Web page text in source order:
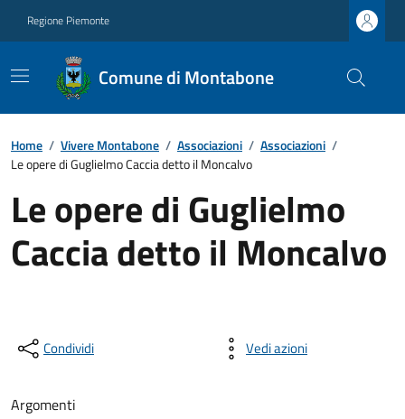
Regione Piemonte
Comune di Montabone
Home / Vivere Montabone / Associazioni / Associazioni /
Le opere di Guglielmo Caccia detto il Moncalvo
Le opere di Guglielmo
Caccia detto il Moncalvo
Condividi Vedi azioni
Argomenti